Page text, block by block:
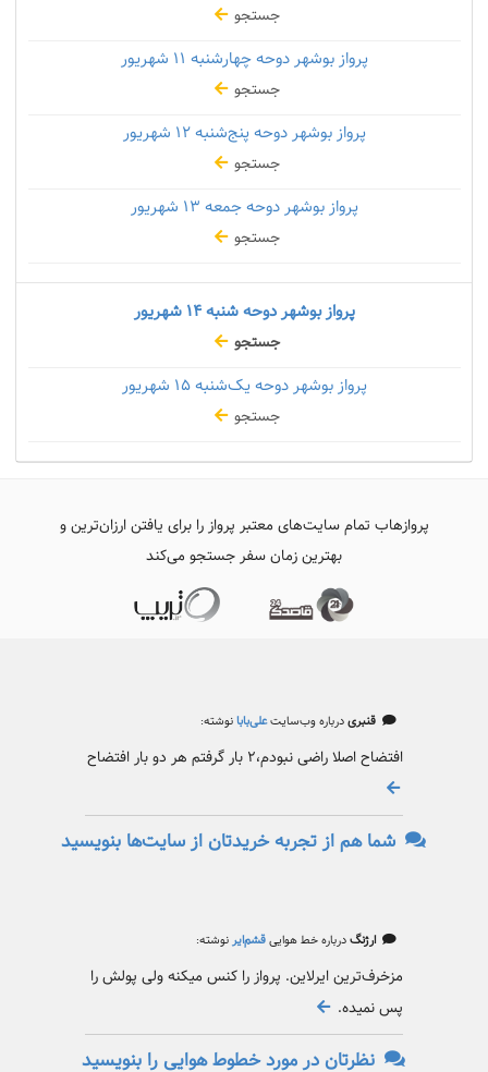
جستجو
پرواز بوشهر دوحه چهارشنبه
جستجو
پرواز بوشهر دوحه پنج‌شنبه۱۲ شهریور
جستجو
پرواز بوشهر دوحه جمعه
جستجو
پرواز بوشهر دوحه شنبه۱۴ شهریور
جستجو
پرواز بوشهر دوحه یک‌شنبه۱۵ شهریور
جستجو
پروازهاب تمام سایت‌های معتبر پرواز را برای یافتن ارزان‌ترین و
بهترین زمان سفر جستجو می‌کند
قنبریدرباره وب‌سایتعلی‌بابانوشته:
افتضاح اصلا راضی نبودم،۲ بار گرفتم هر دو بار افتضاح
شما هم از تجربه خریدتان از سایت‌ها بنویسید
ارژنگدرباره خط هواییقشم‌ایرنوشته:
مزخرف‌ترین ایرلاین. پرواز را کنس میکنه ولی پولش را
پس نمیده.
نظرتان در مورد خطوط هوایی را بنویسید